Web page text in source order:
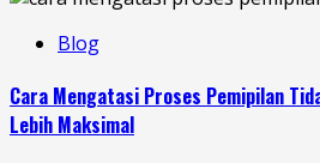
Blog
Cara Mengatasi Proses Pemipilan
Lebih Maksimal